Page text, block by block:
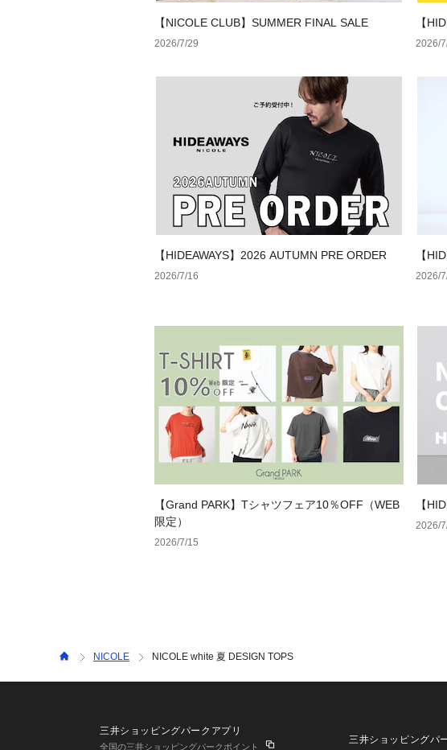
【NICOLE CLUB】SUMMER FINAL SALE
2026/7/29
【
2026/
【HIDEAWAYS】2026 AUTUMN PRE ORDER
2026/7/16
【
2026/
【Grand PARK】Tシャツフェア10％OFF（WEB
限定）
2026/7/15
【
2026/
NICOLE NICOLE white 夏 DESIGN TOPS
三井ショッピングパークアプリ
全国の三井ショッピングパークポイント
三井ショッピングパ